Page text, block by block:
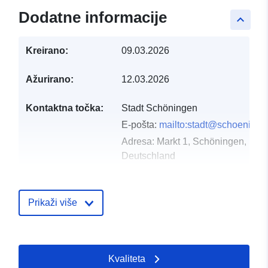
keyboard_arrow_up
Dodatne informacije
Kreirano: 09.03.2026
Ažurirano: 12.03.2026
Kontaktna točka:
Stadt Schöningen
E-pošta:
Adresa: Markt 1, Schöningen, D-
Deutschland
registar:
Ažurirano na temelju
02 August 2026
Prikaži više
Kvaliteta